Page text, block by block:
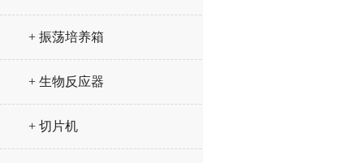
+ 振荡培养箱
+ 生物反应器
+ 切片机